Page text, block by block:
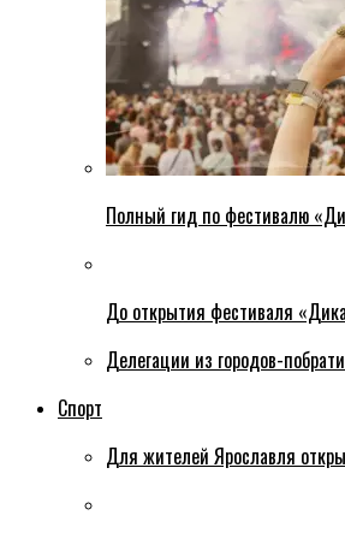
Полный гид по фестивалю
До открытия фестиваля
Делегации из городов-
Спорт
Для жителей Ярославля